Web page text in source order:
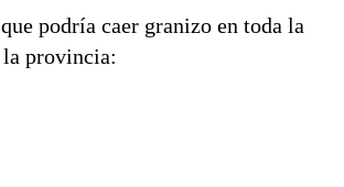
podría caer granizo en toda la
provincia: